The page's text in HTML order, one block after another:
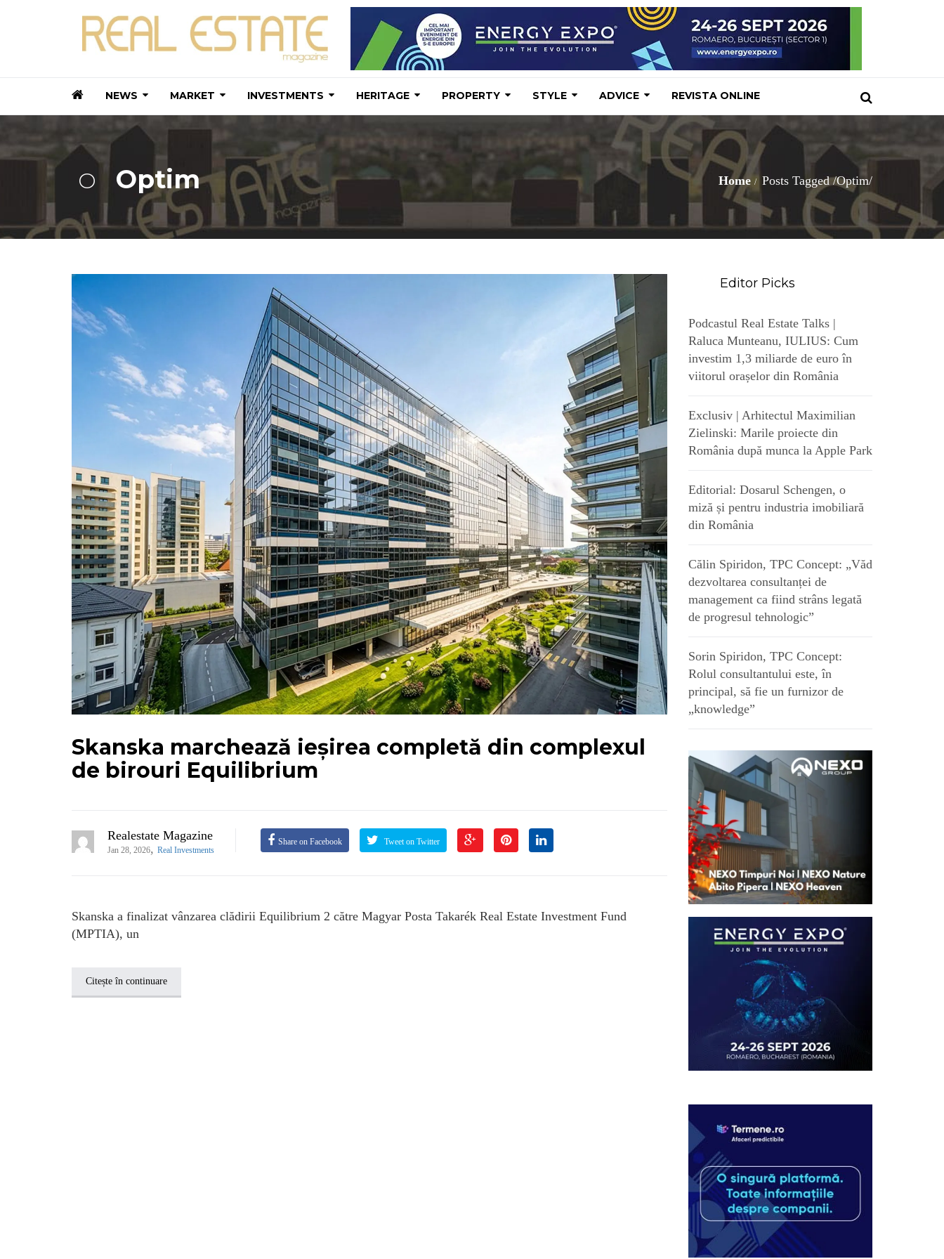
NEWS MARKET INVESTMENTS HERITAGE PROPERTY STYLE ADVICE REVISTA ONLINE
O Optim Home Posts Tagged/Optim/
Skanska marchează ieșirea completă din complexul
de birouri Equilibrium
Realestate Magazine
Jan 28, 2026, Real Investments
Share on Facebook Tweet on Twitter
Skanska a finalizat vânzarea clădirii Equilibrium 2 către Magyar Posta Takarék Real Estate Investment Fund
(MPTIA), un
Citește în continuare
Editor Picks
Podcastul Real Estate Talks |
Raluca Munteanu, IULIUS: Cum
investim 1,3 miliarde de euro în
viitorul orașelor din România
Exclusiv | Arhitectul Maximilian
Zielinski: Marile proiecte din
România după munca la Apple Park
Editorial: Dosarul Schengen, o
miză și pentru industria imobiliară
din România
Călin Spiridon, TPC Concept: „Văd
dezvoltarea consultanței de
management ca fiind strâns legată
de progresul tehnologic”
Sorin Spiridon, TPC Concept:
Rolul consultantului este, în
principal, să fie un furnizor de
„knowledge”